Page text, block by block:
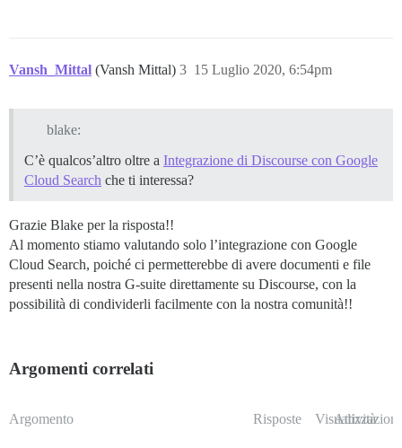
Vansh_Mittal (Vansh Mittal) 15 Luglio 2020, 6:54pm
3
blake:
C’è qualcos’altro oltre a Integrazione di Discourse con Google
Cloud Search che ti interessa?
Grazie Blake per la risposta!!
Al momento stiamo valutando solo l’integrazione con Google
Cloud Search, poiché ci permetterebbe di avere documenti e file
presenti nella nostra G-suite direttamente su Discourse, con la
possibilità di condividerli facilmente con la nostra comunità!!
Argomenti correlati
Argomento Risposte Visualizzazioni
Attività